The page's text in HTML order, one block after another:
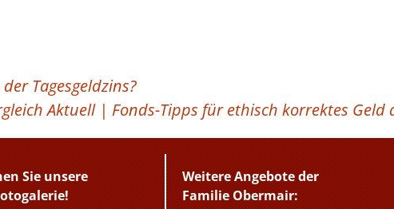
Tagesgeldzins?
Aktuell | Fonds-Tipps für ethisch korrektes Geld
Sie unsere
Weitere Angebote der
Familie Obermair: